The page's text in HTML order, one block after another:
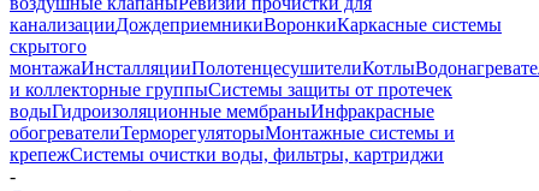
канализацииДождеприемникиВоронкиКаркасные системы
скрытого
монтажаИнсталляцииПолотенцесушителиКотлы
и коллекторные группыСистемы защиты от протечек
водыГидроизоляционные мембраныИнфракрасные
обогревателиТерморегуляторыМонтажные системы и
крепежСистемы очистки воды, фильтры, картриджи
-